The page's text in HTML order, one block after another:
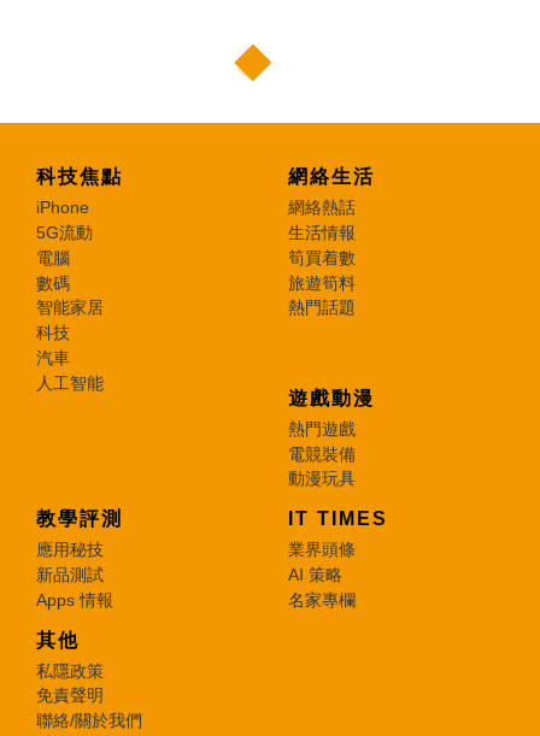
科技焦點
iPhone
5G流動
電腦
數碼
智能家居
科技
汽車
人工智能
網絡生活
網絡熱話
生活情報
筍買着數
旅遊筍料
熱門話題
遊戲動漫
熱門遊戲
電競裝備
動漫玩具
教學評測
應用秘技
新品測試
Apps 情報
IT TIMES
業界頭條
AI 策略
名家專欄
其他
私隱政策
免責聲明
聯絡/關於我們